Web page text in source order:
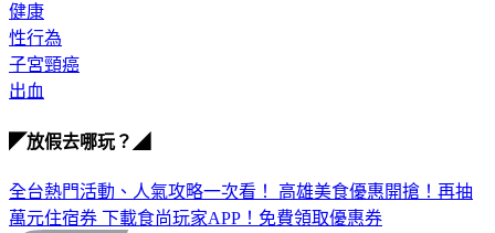
癌症
健康
性行為
子宮頸癌
全台熱門活動、人氣攻略一次看！高雄美食優惠開搶！再抽